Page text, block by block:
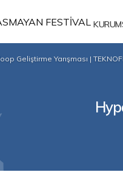
Geliştirme Yarışması |